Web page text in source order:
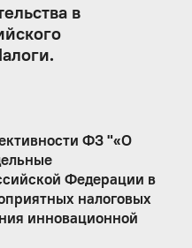
в
ФЗ "«О
Федерации в
налоговых
инновационной